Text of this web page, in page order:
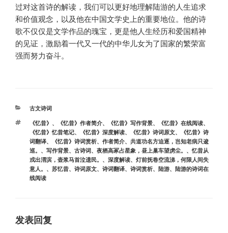
过对这首诗的解读，我们可以更好地理解陆游的人生追求
和价值观念，以及他在中国文学史上的重要地位。他的诗
歌不仅仅是文学作品的瑰宝，更是他人生经历和爱国精神
的见证，激励着一代又一代的中华儿女为了国家的繁荣富
强而努力奋斗。
分
古文诗词
标
签
《忆昔》 、 《忆昔》作者简介、 《忆昔》写作背景、 《忆昔》在线阅读、
《忆昔》忆昔笔记、 《忆昔》深度解读、 《忆昔》诗词原文、
《忆昔》诗
词翻译、 《忆昔》诗词赏析、 作者简介、 共道功名方迫逐，岂知老病只逡
巡。 、 写作背景、 古诗词、 夜栖高冢占星象，昼上巢车望虏尘。 、忆昔从
戎出渭滨，壶浆马首泣遗民。 、 深度解读、 灯前抚卷空流涕，何限人间失
意人。 、 苏忆昔、 诗词原文、 诗词翻译、 诗词赏析、 陆游、 陆游的诗词在
线阅读
发表回复